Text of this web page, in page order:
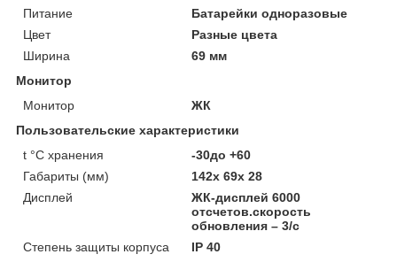
Питание
Батарейки одноразовые
Цвет
Разные цвета
Ширина
69 мм
Монитор
Монитор
ЖК
Пользовательские характеристики
t °C хранения
-30до +60
Габариты (мм)
142x 69x 28
Дисплей
ЖК-дисплей 6000
отсчетов.скорость
обновления – 3/с
Степень защиты корпуса
IP 40